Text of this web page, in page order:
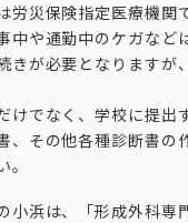
労災保険指定医療機関で
中や通勤中のケガなど
きが必要となりますが
けでなく、学校に提出
、その他各種診断書の
。
小浜は、「形成外科